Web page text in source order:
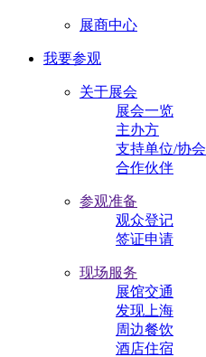
展商中心
我要参观
关于展会
展会一览
主办方
支持单位/协会
合作伙伴
参观准备
观众登记
签证申请
现场服务
展馆交通
发现上海
周边餐饮
酒店住宿